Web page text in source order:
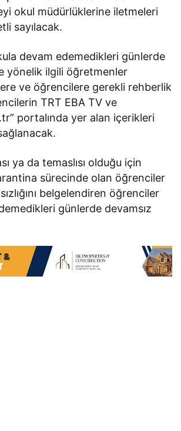
okul müdürlüklerine iletmeleri
sayılacak.
devam edemedikleri günlerde
yönelik ilgili öğretmenler
ve öğrencilere gerekli rehberlik
TRT EBA TV ve
portalında yer alan içerikleri
ya da temaslısı olduğu için
sürecinde olan öğrenciler
belgelendiren öğrenciler
günlerde devamsız